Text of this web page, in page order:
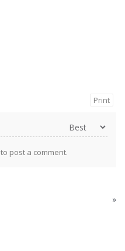
Print
to post a comment.
»